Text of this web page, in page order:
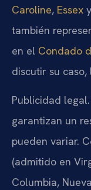
Caroline, Essex y
también
en el Condado
discutir su caso,
Publicidad
garantizan un
pueden variar.
(admitido en
Columbia,